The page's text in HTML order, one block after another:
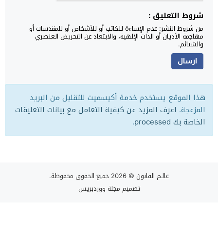
شروط التعليق :
من شروط النشر: عدم الإساءة للكاتب أو للأشخاص أو للمقدسات أو
مهاجمة الأديان أو الذات الإلهية، والابتعاد عن التحريض العنصري
والشتائم.
هذا الموقع يستخدم خدمة أكيسميت للتقليل من البريد
المزعجة. اعرف المزيد عن كيفية التعامل مع بيانات التعليقات
الخاصة بك processed
.
عالـم القانون © 2026 جميع الحقوق محفوظة.
تصميم مجلة ووردبريس